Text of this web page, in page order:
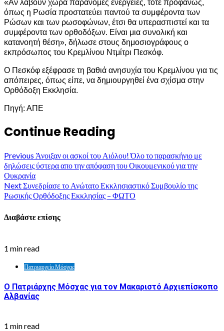
«Αν λάβουν χώρα παράνομες ενέργειες, τότε προφανώς,
όπως η Ρωσία προστατεύει παντού τα συμφέροντα των
Ρώσων και των ρωσοφώνων, έτσι θα υπερασπιστεί και τα
συμφέροντα των ορθοδόξων. Είναι μια συνολική και
κατανοητή θέση», δήλωσε στους δημοσιογράφους ο
εκπρόσωπος του Κρεμλίνου Ντμίτρι Πεσκόφ.
Ο Πεσκόφ εξέφρασε τη βαθιά ανησυχία του Κρεμλίνου για τις
απόπειρες, όπως είπε, να δημιουργηθεί ένα σχίσμα στην
Ορθόδοξη Εκκλησία.
Πηγή: ΑΠΕ
Continue Reading
Previous Άνοιξαν οι ασκοί του Αιόλου! Όλο το παρασκήνιο με
δηλώσεις ύστερα απο την απόφαση του Οικουμενικού για την
Ουκρανία
NextΣυνεδρίασε το Ανώτατο Εκκλησιαστικό Συμβουλίο της
Ρωσικής Ορθόδοξης Εκκλησίας – ΦΩΤΟ
Διαβάστε επίσης
1 min read
Πατριαρχείο Μόσχας
Ο Πατριάρχης Μόσχας για τον Μακαριστό Αρχιεπίσκοπο
Αλβανίας
1 min read